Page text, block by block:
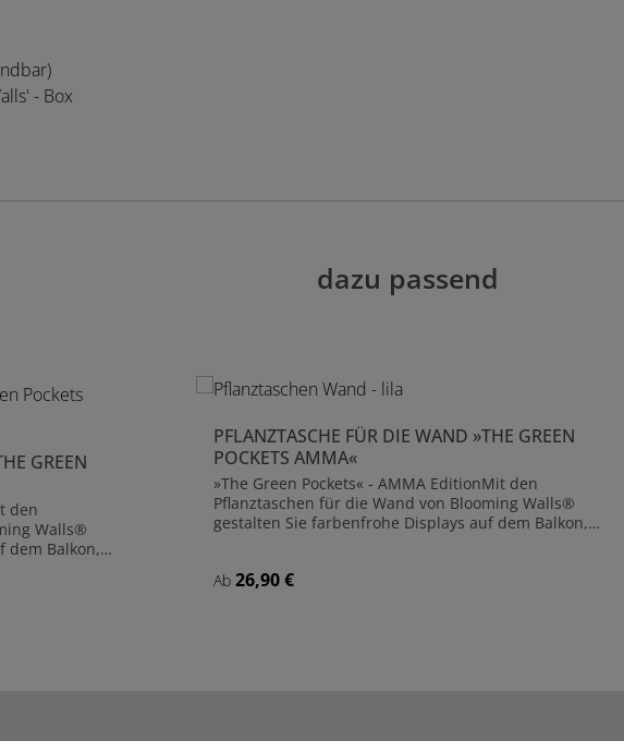
- Box
dazu passend
GREEN
den
Walls®
dem Balkon,
im
der
PFLANZTASCHE FÜR DIE WAND »THE GREEN
POCKETS AMMA«
»The Green Pockets« - AMMA EditionMit den
Pflanztaschen für die Wand von Blooming Walls®
gestalten Sie farbenfrohe Displays auf dem Balkon,
Pflanztasche ist mit einem Stab aus Fiberglas
Regulärer Preis:
Ab 26,90 €